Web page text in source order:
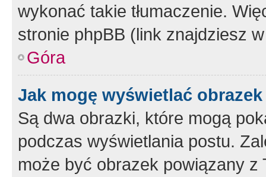
wykonać takie tłumaczenie.
stronie phpBB (link znajdziesz
Góra
Jak mogę wyświetlać
Są dwa obrazki, które mogą
podczas wyświetlania postu.
może być obrazek powiązany z